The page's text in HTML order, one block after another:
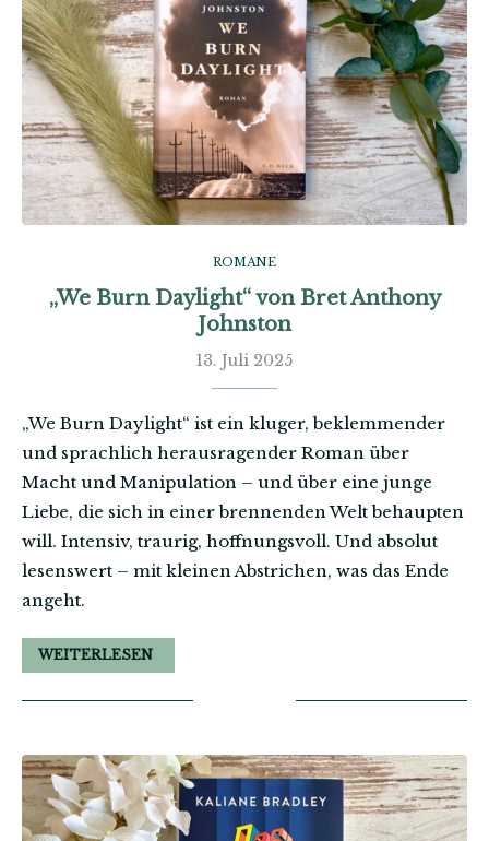
ROMANE
„We Burn Daylight“ von Bret Anthony
Johnston
13. Juli 2025
„We Burn Daylight“ ist ein kluger, beklemmender
und sprachlich herausragender Roman über
Macht und Manipulation – und über eine junge
Liebe, die sich in einer brennenden Welt behaupten
will. Intensiv, traurig, hoffnungsvoll. Und absolut
lesenswert – mit kleinen Abstrichen, was das Ende
angeht.
WEITERLESEN